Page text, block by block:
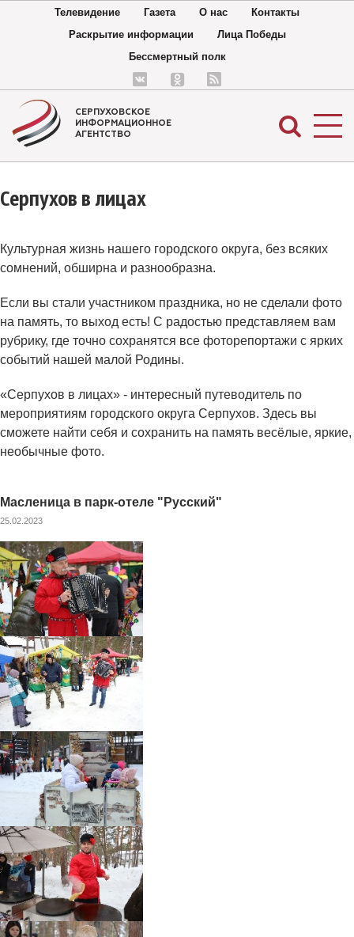
Телевидение Газета О нас
Контакты
Раскрытие информации
Лица Победы
Бессмертный полк
СЕРПУХОВСКОЕ
ИНФОРМАЦИОННОЕ
АГЕНТСТВО
Серпухов в лицах
Культурная жизнь нашего городского округа, без всяких
сомнений, обширна и разнообразна.
Если вы стали участником праздника, но не сделали фото
на память, то выход есть! С радостью представляем вам
рубрику, где точно сохранятся все фоторепортажи с ярких
событий нашей малой Родины.
«Серпухов в лицах» - интересный путеводитель по
мероприятиям городского округа Серпухов. Здесь вы
сможете найти себя и сохранить на память весёлые, яркие,
необычные фото.
Масленица в парк-отеле "Русский"
25.02.2023